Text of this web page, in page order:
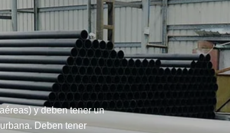
y deben tener un
Deben tener